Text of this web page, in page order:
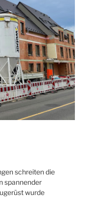
schreiten die
spannender
wurde